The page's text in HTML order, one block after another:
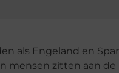
als Engeland en
mensen zitten aan